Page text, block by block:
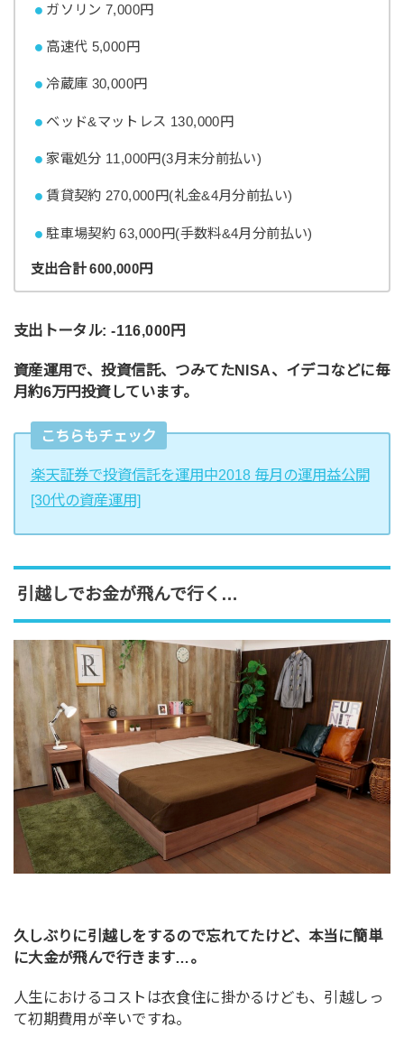
ガソリン 7,000円
高速代 5,000円
冷蔵庫 30,000円
ベッド&マットレス 130,000円
家電処分 11,000円(3月末分前払い)
賃貸契約 270,000円(礼金&4月分前払い)
駐車場契約 63,000円(手数料&4月分前払い)
支出合計 600,000円
支出トータル: -116,000円
資産運用で、投資信託、つみてたNISA、イデコなどに毎
月約6万円投資しています。
こちらもチェック
楽天証券で投資信託を運用中2018 毎月の運用益公開
[30代の資産運用]
引越しでお金が飛んで行く…
久しぶりに引越しをするので忘れてたけど、本当に簡単
に大金が飛んで行きます…。
人生におけるコストは衣食住に掛かるけども、引越しっ
て初期費用が辛いですね。